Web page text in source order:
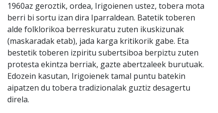
1960az geroztik, ordea, Irigoienen ustez, tobera mota
berri bi sortu izan dira Iparraldean. Batetik toberen
alde folklorikoa berreskuratu zuten ikuskizunak
(maskaradak etab), jada karga kritikorik gabe. Eta
bestetik toberen izpiritu subertsiboa berpiztu zuten
protesta ekintza berriak, gazte abertzaleek burutuak.
Edozein kasutan, Irigoienek tamal puntu batekin
aipatzen du tobera tradizionalak guztiz desagertu
direla.